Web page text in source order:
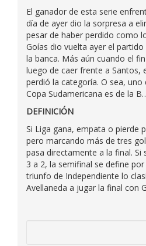
El ganador de esta serie
día de ayer dio la sorpresa a
pesar de haber perdido como
Goías dio vuelta ayer el
la banca. Más aún cuando el
luego de caer frente a Santos,
perdió la categoría. O sea, uno
Copa Sudamericana es de la
DEFINICIÓN
Si Liga gana, empata o pierde
pero marcando más de tres
pasa directamente a la final. Si
3 a 2, la semifinal se define
triunfo de Independiente lo
Avellaneda a jugar la final con